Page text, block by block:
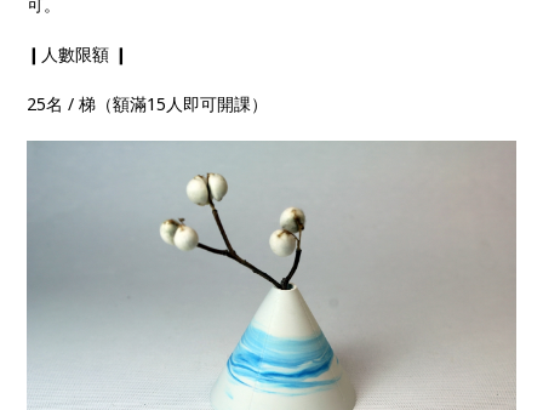
❙人數限額 ❙
25名 / 梯（額滿15人即可開課）